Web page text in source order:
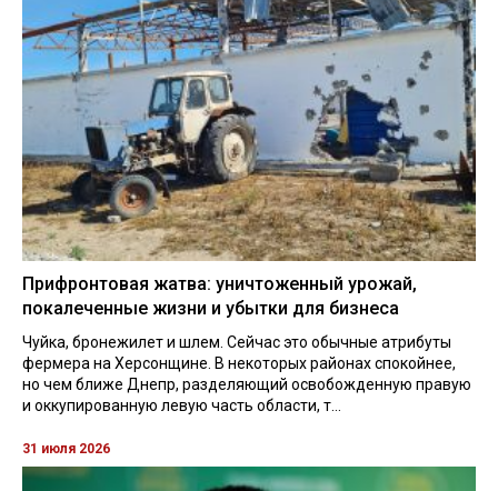
Прифронтовая жатва: уничтоженный урожай,
покалеченные жизни и убытки для бизнеса
Чуйка, бронежилет и шлем. Сейчас это обычные атрибуты
фермера на Херсонщине. В некоторых районах спокойнее,
но чем ближе Днепр, разделяющий освобожденную правую
и оккупированную левую часть области, т...
31 июля 2026